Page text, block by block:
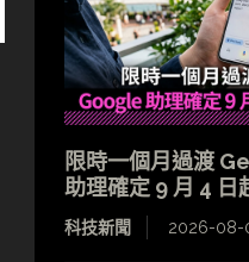
限時一個月過渡
助理確定 9 月 4 日
科技新聞 2026-08-